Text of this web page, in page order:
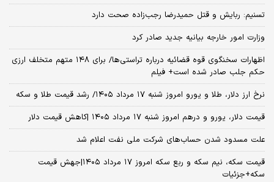
تسنیم: ربایش و قتل حمیدرضا رجب‌زاده صحت دارد
وزارت امور خارجه بیانیه جدید صادر کرد
اظهارات سخنگوی قوه قضائیه درباره تراستی‌ها/ برای ۱۴۸ متهم متخلف ارزی
حکم جلب صادر شده است+ فیلم
نرخ ارز دلار، طلا و یورو امروز شنبه ۱۷ مرداد ۱۴۰۵/ رشد قیمت طلا و سکه
قیمت دلار، یورو و درهم امروز شنبه ۱۷ مرداد ۱۴۰۵ |کاهش قیمت دلار
علت مسدود شدن حساب‌های شرکت ملی نفت اعلام شد
قیمت سکه، نیم سکه و ربع سکه امروز ۱۷ مرداد ۱۴۰۵|جهش قیمت
سکه+جزئیات